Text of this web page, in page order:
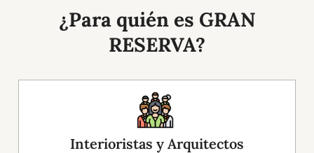
¿Para quién es GRAN
RESERVA?
Interioristas y Arquitectos